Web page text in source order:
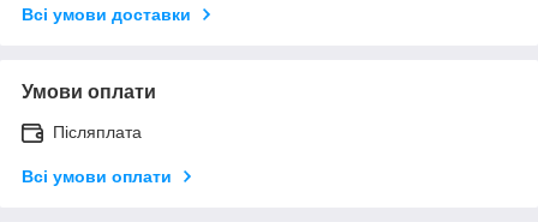
Всі умови доставки
Умови оплати
Післяплата
Всі умови оплати